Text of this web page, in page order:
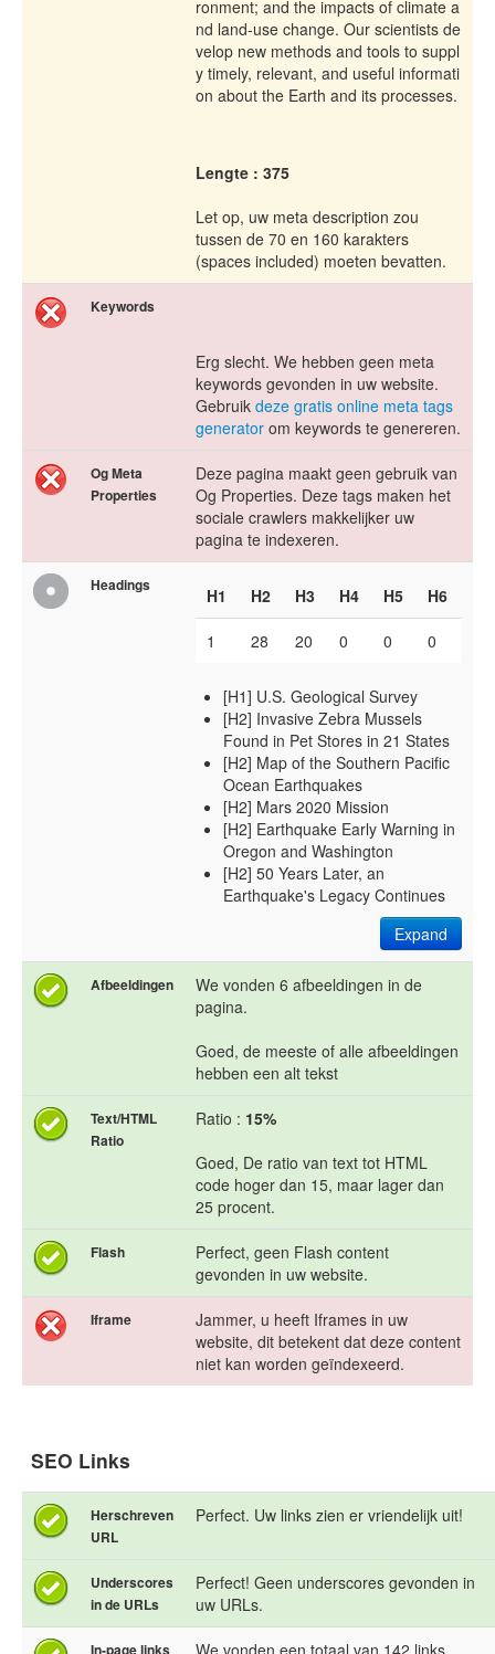
ronment; and the impacts of climate a
nd land-use change. Our scientists de
velop new methods and tools to suppl
y timely, relevant, and useful informati
on about the Earth and its processes.
Lengte : 375
Let op, uw meta description zou
tussen de 70 en 160 karakters
(spaces included) moeten bevatten.
Keywords
Erg slecht. We hebben geen meta
keywords gevonden in uw website.
Gebruik deze gratis online meta tags
generator om keywords te genereren.
Og Meta
Properties
Deze pagina maakt geen gebruik van
Og Properties. Deze tags maken het
sociale crawlers makkelijker uw
pagina te indexeren.
Headings H1 H2 H3 H4 H5 H6
1 28 20 0 0 0
[H1] U.S. Geological Survey
[H2] Invasive Zebra Mussels
Found in Pet Stores in 21 States
[H2] Map of the Southern Pacific
Ocean Earthquakes
[H2] Mars 2020 Mission
[H2] Earthquake Early Warning in
Oregon and Washington
[H2] 50 Years Later, an
Earthquake's Legacy Continues
Expand
Afbeeldingen
We vonden 6 afbeeldingen in de
pagina.
Goed, de meeste of alle afbeeldingen
hebben een alt tekst
Text/HTML
Ratio
Ratio : 15%
Goed, De ratio van text tot HTML
code hoger dan 15, maar lager dan
25 procent.
Flash
Perfect, geen Flash content
gevonden in uw website.
Iframe
Jammer, u heeft Iframes in uw
website, dit betekent dat deze content
niet kan worden geïndexeerd.
SEO Links
Herschreven
URL
Perfect. Uw links zien er vriendelijk uit!
Underscores
in de URLs
Perfect! Geen underscores gevonden in
uw URLs.
In-page links